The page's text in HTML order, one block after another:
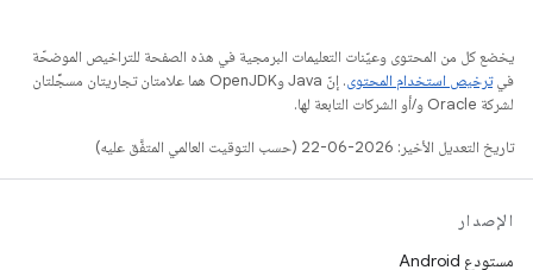
يخضع كل من المحتوى وعيّنات التعليمات البرمجية في هذه الصفحة للتراخيص الموضحّة
فيترخيص استخدام المحتوى
. إنّ Java وOpenJDK هما علامتان تجاريتان مسجَّلتان
لشركة Oracle و/أو الشركات التابعة لها.
تاريخ التعديل الأخير: 2026-06-22 (حسب التوقيت العالمي المتفَّق عليه)
الإصدار
مستودع Android